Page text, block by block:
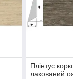
Плінтус
лакований